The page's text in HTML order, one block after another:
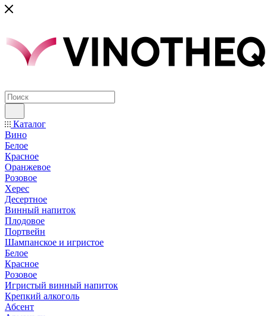
Каталог
Вино
Белое
Красное
Оранжевое
Розовое
Херес
Десертное
Винный напиток
Плодовое
Портвейн
Шампанское и игристое
Белое
Красное
Розовое
Игристый винный напиток
Крепкий алкоголь
Абсент